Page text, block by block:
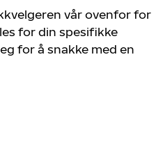
vår ovenfor for
for din spesifikke
for å snakke med en